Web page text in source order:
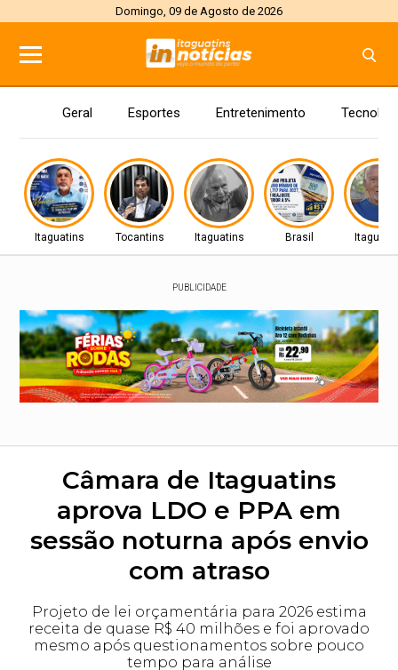
Domingo, 09 de Agosto de 2026
Geral Esportes Entretenimento
Itaguatins Tocantins Itaguatins Brasil
PUBLICIDADE
Câmara de Itaguatins
aprova LDO e PPA em
sessão noturna após envio
com atraso
Projeto de lei orçamentária para 2026 estima
receita de quase R$ 40 milhões e foi aprovado
mesmo após questionamentos sobre pouco
tempo para análise